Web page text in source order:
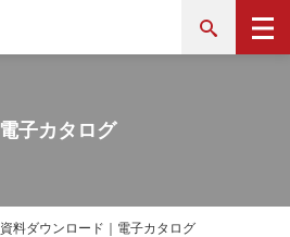
電子カタログ
資料ダウンロード｜電子カタログ